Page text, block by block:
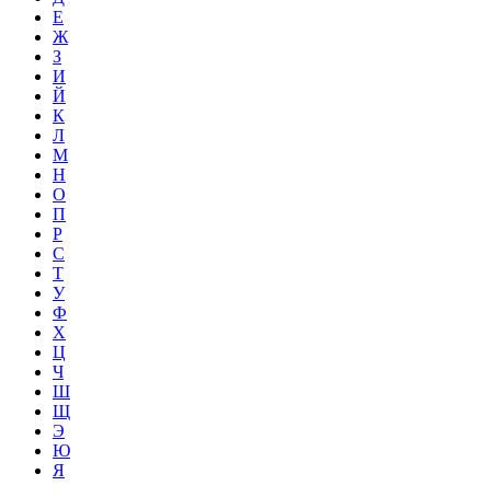
Е
Ж
З
И
Й
К
Л
М
Н
О
П
Р
С
Т
У
Ф
Х
Ц
Ч
Ш
Щ
Э
Ю
Я